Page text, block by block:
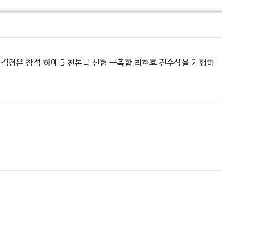
정은 참석 하에 5 천톤급 신형 구축함 최현호 진수식을 거행하